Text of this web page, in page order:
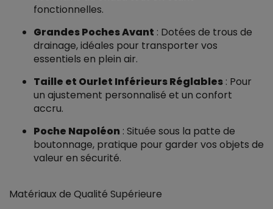
fonctionnelles.
Grandes Poches Avant : Dotées de trous de
drainage, idéales pour transporter vos
essentiels en plein air.
Taille et Ourlet Inférieurs Réglables : Pour
un ajustement personnalisé et un confort
accru.
Poche Napoléon : Située sous la patte de
boutonnage, pratique pour garder vos objets de
valeur en sécurité.
Matériaux de Qualité Supérieure